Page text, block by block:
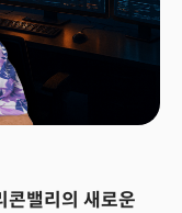
콘밸리의 새로운